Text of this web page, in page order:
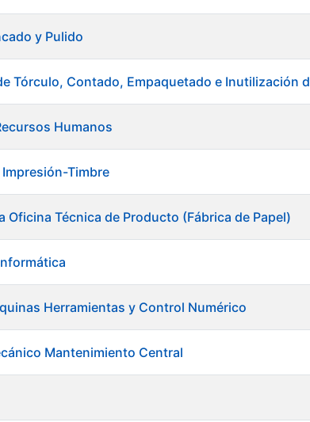
y Pulido
Tórculo, Contado, Empaquetado e Inutilización
Humanos
Timbre
Oficina Técnica de Producto (Fábrica de Papel)
Herramientas y Control Numérico
Mantenimiento Central